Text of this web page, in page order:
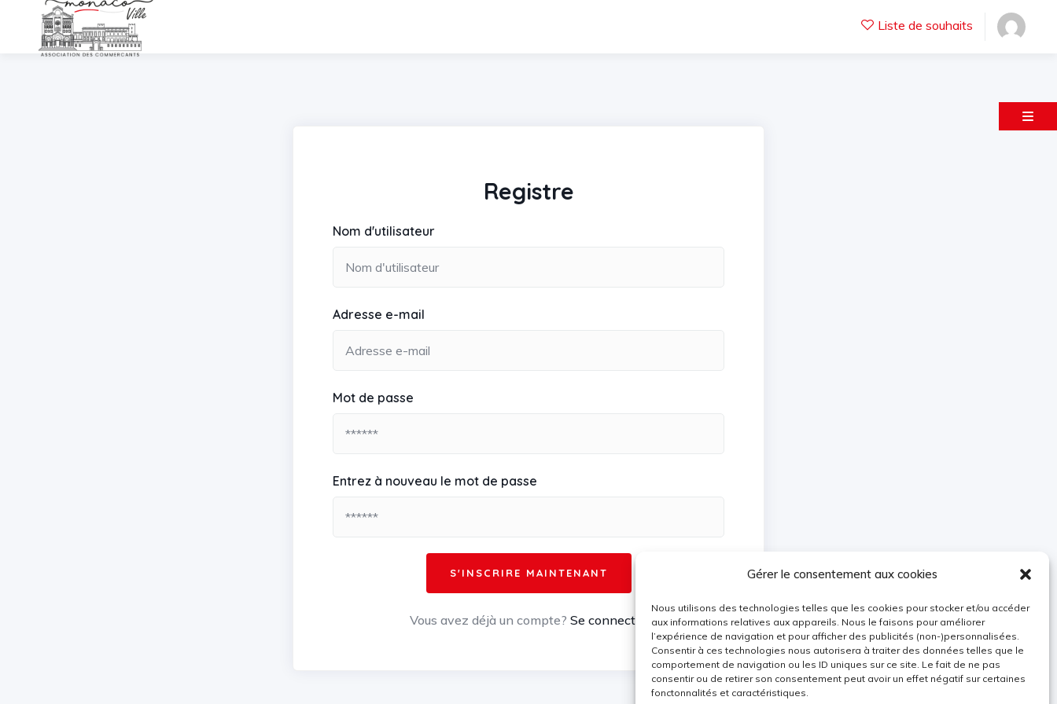
Gérer le consentement aux cookies
Nous utilisons des technologies telles que les cookies pour stocker et/ou accéder
aux informations relatives aux appareils. Nous le faisons pour améliorer
l’expérience de navigation et pour afficher des publicités (non-)personnalisées.
Consentir à ces technologies nous autorisera à traiter des données telles que le
comportement de navigation ou les ID uniques sur ce site. Le fait de ne pas
consentir ou de retirer son consentement peut avoir un effet négatif sur certaines
fonctonnalités et caractéristiques.
Liste de souhaits
Registre
Nom d'utilisateur
Adresse e-mail
Mot de passe
Entrez à nouveau le mot de passe
Vous avez déjà un compte? Se connecter